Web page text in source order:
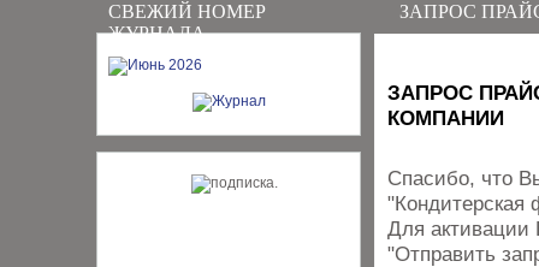
СВЕЖИЙ НОМЕР
ЖУРНАЛА
ЗАПРОС
ЗАПРОС
КОМПАНИИ
Спасибо, что
"Кондитерская
Для активации
"Отправить